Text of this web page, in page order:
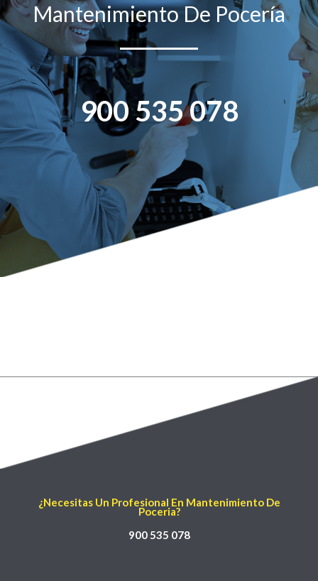
Mantenimiento De Pocería
900 535 078
¿Necesitas Un Profesional En Mantenimiento De
Poceria?
900 535 078